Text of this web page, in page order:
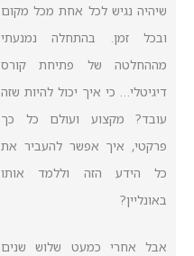
שיהיה נגיש לכל אחת מכל מקום
ובכל זמן. בהתחלה נמנעתי
מההחלטה של פתיחת קורס
דיגיטלי… כי איך יכול להיות שזה
עובד? מקצוע ועולם כל כך
פרקטי, איך אפשר להעביר את
כל הידע הזה וללמד אותו
באונליין?
אבל אחרי כמעט שלוש שנים